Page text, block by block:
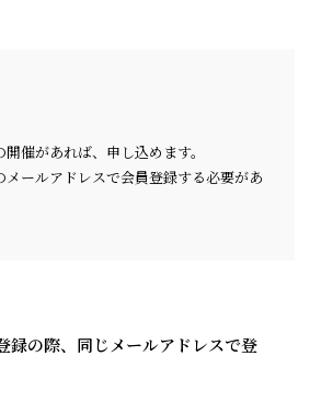
催があれば、申し込めます。
メールアドレスで会員登録する必要があ
録の際、同じメールアドレスで登